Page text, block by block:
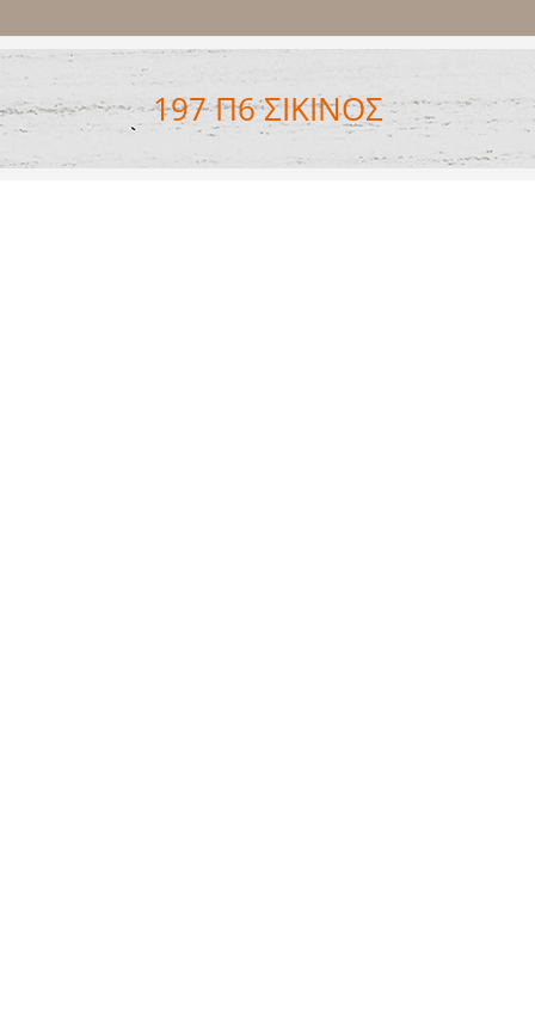
197 Π6 ΣΙΚΙΝΟΣ